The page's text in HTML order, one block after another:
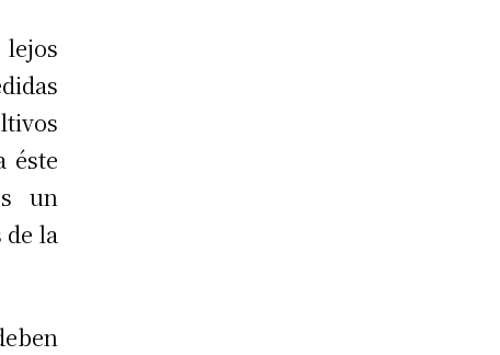
lejos
éste
un
de la